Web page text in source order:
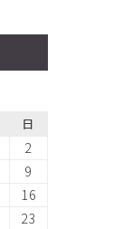
日
2
9
16
23